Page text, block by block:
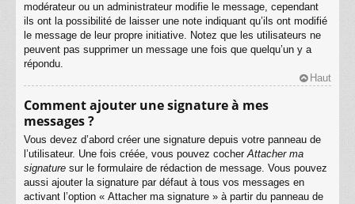
modérateur ou un administrateur modifie le message, cependant
ils ont la possibilité de laisser une note indiquant qu’ils ont modifié
le message de leur propre initiative. Notez que les utilisateurs ne
peuvent pas supprimer un message une fois que quelqu’un y a
répondu.
Haut
Comment ajouter une signature à mes
messages ?
Vous devez d’abord créer une signature depuis votre panneau de
l’utilisateur. Une fois créée, vous pouvez cocherAttacher ma
signature sur le formulaire de rédaction de message. Vous pouvez
aussi ajouter la signature par défaut à tous vos messages en
activant l’option « Attacher ma signature » à partir du panneau de